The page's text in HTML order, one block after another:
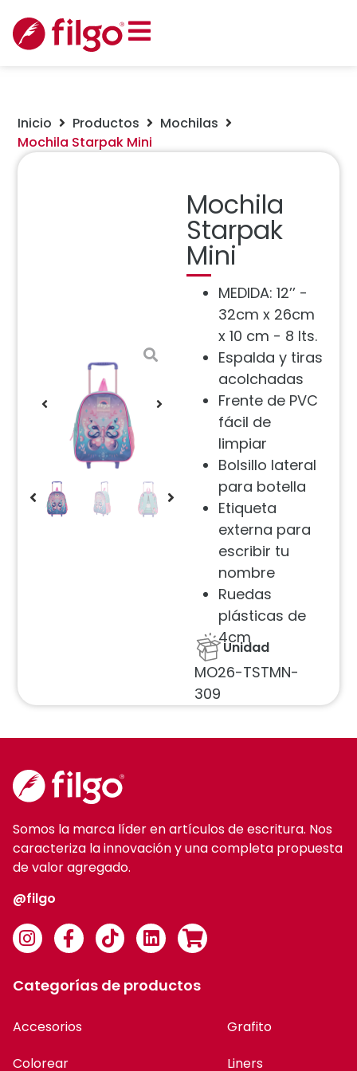
Inicio Productos
Mochilas
Mochila Starpak Mini
Mochila
Starpak
Mini
MEDIDA: 12’’ -
32cm x 26cm
x 10 cm - 8 lts.
Espalda y tiras
acolchadas
Frente de PVC
fácil de
limpiar
Bolsillo lateral
para botella
Etiqueta
externa para
escribir tu
nombre
Ruedas
plásticas de
4cm
Unidad
MO26-TSTMN-
309
Somos la marca líder en artículos de escritura. Nos
caracteriza la innovación y una completa propuesta
de valor agregado.
@filgo
Categorías de productos
Accesorios
Colorear
Grafito
Liners